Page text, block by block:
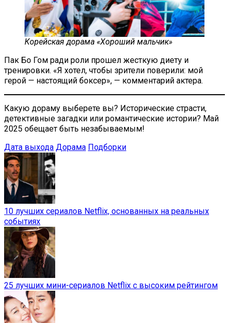
Корейская дорама «Хороший мальчик»
Пак Бо Гом ради роли прошел жесткую диету и
тренировки. «Я хотел, чтобы зрители поверили: мой
герой — настоящий боксер», — комментарий актера.
Какую дораму выберете вы? Исторические страсти,
детективные загадки или романтические истории? Май
2025 обещает быть незабываемым!
Дата выхода Дорама Подборки
10 лучших сериалов Netflix, основанных на реальных
событиях
25 лучших мини-сериалов Netflix с высоким рейтингом